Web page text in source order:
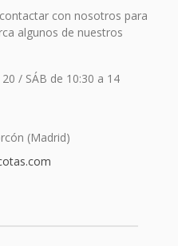
con nosotros para
algunos de nuestros
/ SÁB de 10:30 a 14
(Madrid)